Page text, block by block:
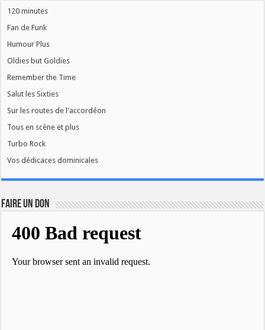
120 minutes
Fan de Funk
Humour Plus
Oldies but Goldies
Remember the Time
Salut les Sixties
Sur les routes de l'accordéon
Tous en scène et plus
Turbo Rock
Vos dédicaces dominicales
FAIRE UN DON